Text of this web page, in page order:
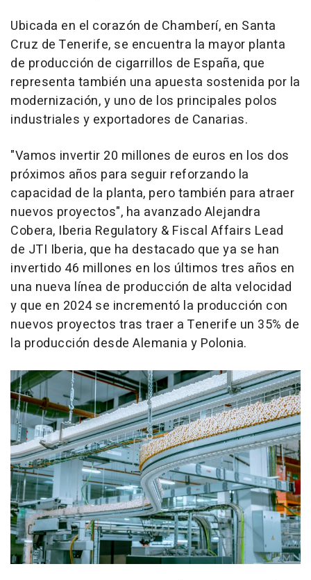
Ubicada en el corazón de Chamberí, en Santa
Cruz de Tenerife, se encuentra la mayor planta
de producción de cigarrillos de España, que
representa también una apuesta sostenida por la
modernización, y uno de los principales polos
industriales y exportadores de Canarias.
"Vamos invertir 20 millones de euros en los dos
próximos años para seguir reforzando la
capacidad de la planta, pero también para atraer
nuevos proyectos", ha avanzado Alejandra
Cobera, Iberia Regulatory & Fiscal Affairs Lead
de JTI Iberia, que ha destacado que ya se han
invertido 46 millones en los últimos tres años en
una nueva línea de producción de alta velocidad
y que en 2024 se incrementó la producción con
nuevos proyectos tras traer a Tenerife un 35% de
la producción desde Alemania y Polonia.